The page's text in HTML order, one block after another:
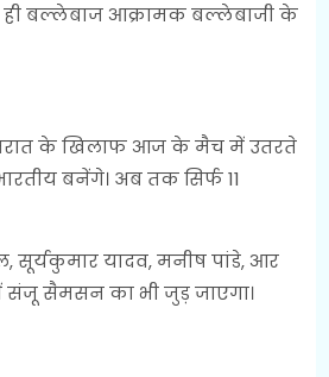
बल्लेबाज आक्रामक बल्लेबाजी के
के खिलाफ आज के मैच में उतरते
बनेंगे। अब तक सिर्फ 11
सूर्यकुमार यादव, मनीष पांडे, आर
संजू सैमसन का भी जुड़ जाएगा।